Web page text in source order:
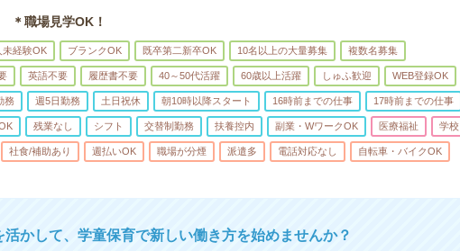
＊職場見学OK！
未経験OK ブランクOK 既卒第二新卒OK 10名以上の大量募集 複数名募集
英語不要 履歴書不要 40～50代活躍 60歳以上活躍 しゅふ歓迎 WEB登録OK
務 週5日勤務 土日祝休 朝10時以降スタート 16時前までの仕事 17時前までの仕事
残業なし シフト 交替制勤務 扶養控内 副業・WワークOK 医療福祉 学校
社食/補助あり 週払いOK 職場が分煙 派遣多 電話対応なし 自転車・バイクOK
かして、学童保育で新しい働き方を始めませんか？